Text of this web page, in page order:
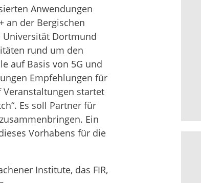
Anwendungen
an der Bergischen
Universität Dortmund
rund um den
auf Basis von 5G und
Empfehlungen für
startet
Es soll Partner für
Ein
Vorhabens für die
Institute, das FIR,